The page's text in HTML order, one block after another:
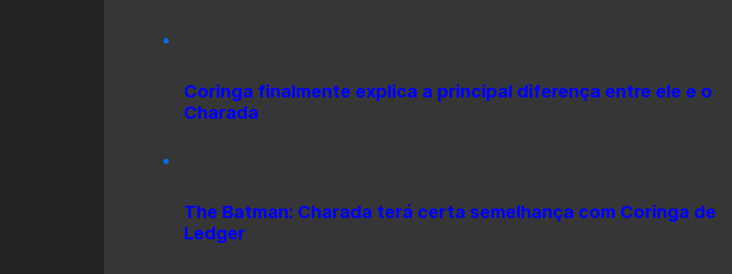
Coringa finalmente explica a principal diferença entre ele e o
Charada
The Batman: Charada terá certa semelhança com Coringa de
Ledger